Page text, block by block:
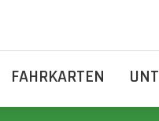
FAHRKARTEN